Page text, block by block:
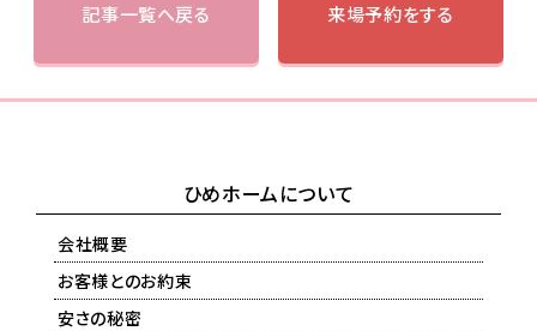
記事一覧へ戻る 来場予約をする
ひめホームについて
会社概要
お客様とのお約束
安さの秘密